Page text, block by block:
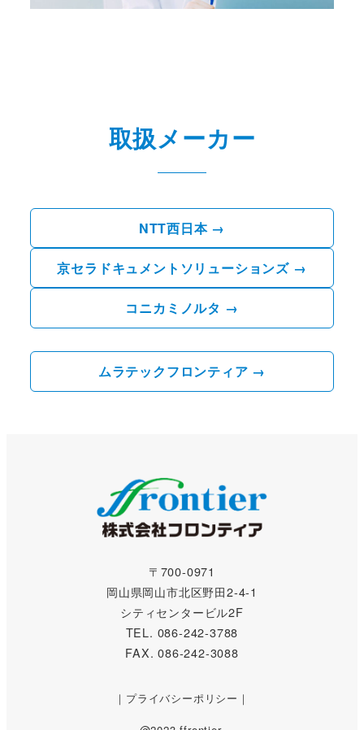
取扱メーカー
NTT西日本 →
京セラドキュメントソリューションズ →
コニカミノルタ →
ムラテックフロンティア →
〒700-0971
岡山県岡山市北区野田2-4-1
シティセンタービル2F
TEL. 086-242-3788
FAX.086-242-3088
｜ プライバシーポリシー ｜